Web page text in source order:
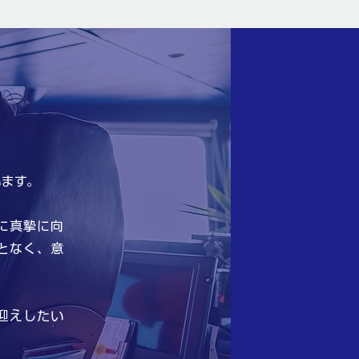
す。
真摯に向
なく、意
えしたい